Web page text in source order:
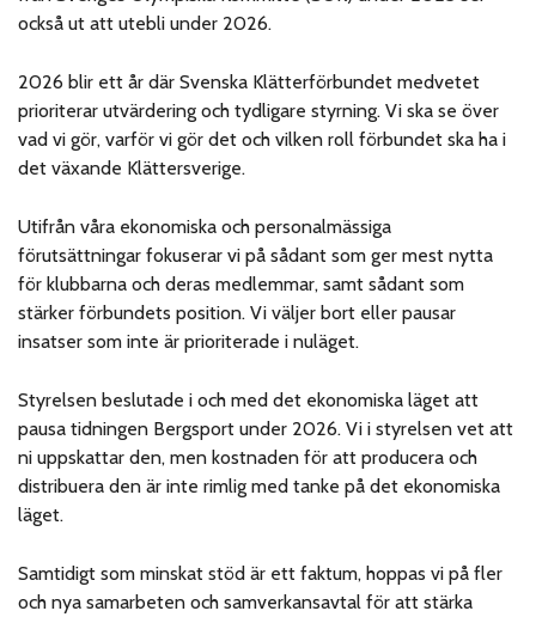
också ut att utebli under 2026.
2026 blir ett år där Svenska Klätterförbundet medvetet
prioriterar utvärdering och tydligare styrning. Vi ska se över
vad vi gör, varför vi gör det och vilken roll förbundet ska ha i
det växande Klättersverige.
Utifrån våra ekonomiska och personalmässiga
förutsättningar fokuserar vi på sådant som ger mest nytta
för klubbarna och deras medlemmar, samt sådant som
stärker förbundets position. Vi väljer bort eller pausar
insatser som inte är prioriterade i nuläget.
Styrelsen beslutade i och med det ekonomiska läget att
pausa tidningen Bergsport under 2026. Vi i styrelsen vet att
ni uppskattar den, men kostnaden för att producera och
distribuera den är inte rimlig med tanke på det ekonomiska
läget.
Samtidigt som minskat stöd är ett faktum, hoppas vi på fler
och nya samarbeten och samverkansavtal för att stärka